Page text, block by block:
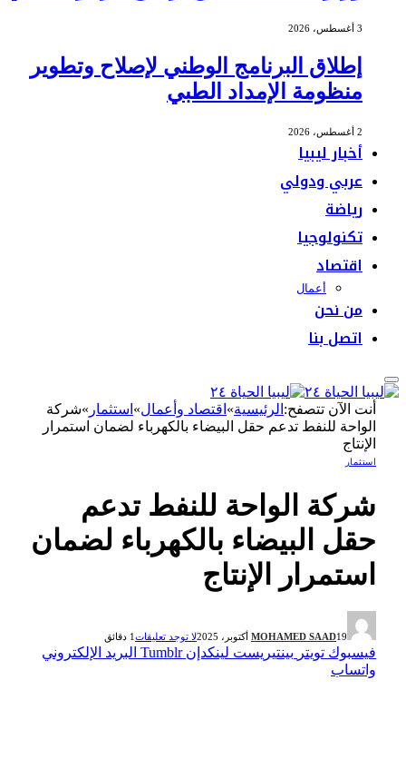
إطلاق البرنامج الوطني لإصلاح وتطوير
منظومة الإمداد الطبي
أخبار ليبيا
عربي ودولي
رياضة
تكنولوجيا
اقتصاد
أعمال
من نحن
اتصل بنا
أنت الآن تتصفح:الرئيسية»اقتصاد وأعمال »استثمار» شركة
الواحة للنفط تدعم حقل البيضاء بالكهرباء لضمان استمرار
الإنتاج
استثمار
شركة الواحة للنفط تدعم
حقل البيضاء بالكهرباء لضمان
استمرار الإنتاج
MOHAMED SAAD19 أكتوبر، 2025 لا توجد تعليقات1 دقائق
فيسبوك تويتر بينتيريست لينكدإن Tumblr البريد الإلكتروني
واتساب